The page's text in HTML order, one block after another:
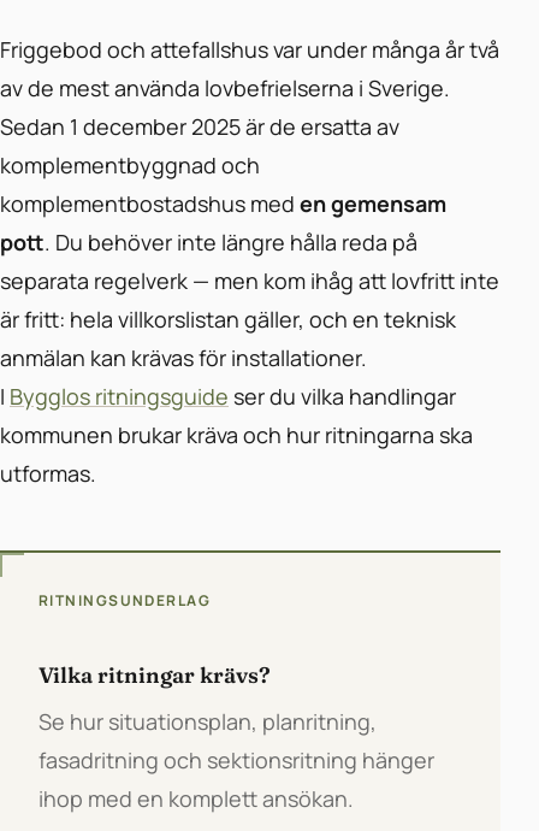
Friggebod och attefallshus var under många år två
av de mest använda lovbefrielserna i Sverige.
Sedan 1 december 2025 är de ersatta av
komplementbyggnad och
komplementbostadshus med en gemensam
pott. Du behöver inte längre hålla reda på
separata regelverk — men kom ihåg att lovfritt inte
är fritt: hela villkorslistan gäller, och en teknisk
anmälan kan krävas för installationer.
I Bygglos ritningsguide ser du vilka handlingar
kommunen brukar kräva och hur ritningarna ska
utformas.
RITNINGSUNDERLAG
Vilka ritningar krävs?
Se hur situationsplan, planritning,
fasadritning och sektionsritning hänger
ihop med en komplett ansökan.